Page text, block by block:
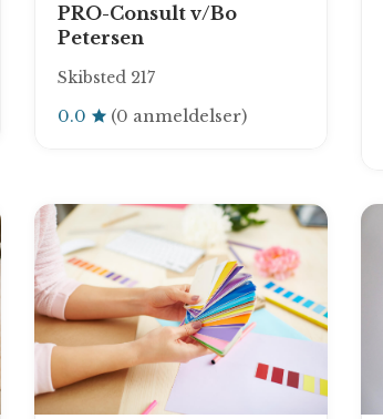
PRO-Consult v/Bo
Petersen
Skibsted 217
0.0 (0 anmeldelser)